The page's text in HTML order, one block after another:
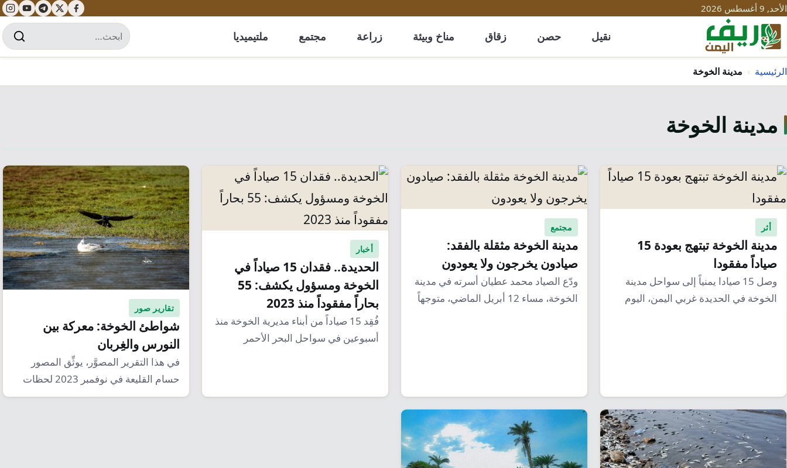
الأحد, 9 أغسطس 2026
نقيل حصن زقاق مناخ وبيئة زراعة مجتمع ملتيميديا
الرئيسية › مدينة الخوخة
مدينة الخوخة
أثر
مدينة الخوخة تبتهج بعودة 15
صياداً مفقودا
وصل 15 صيادا يمنياً إلى سواحل مدينة
الخوخة في الحديدة غربي اليمن، اليوم
مجتمع
مدينة الخوخة مثقلة بالفقد:
صيادون يخرجون ولا يعودون
ودّع الصياد محمد عطيان أسرته في مدينة
الخوخة، مساء 12 أبريل الماضي، متوجهاً
أخبار
الحديدة.. فقدان 15 صياداً في
الخوخة ومسؤول يكشف: 55
بحاراً مفقوداً منذ 2023
فُقِد 15 صياداً من أبناء مديرية الخوخة منذ
أسبوعين في سواحل البحر الأحمر
تقارير صور
شواطئ الخوخة: معركة بين
النورس والغِربان
في هذا التقرير المصوَّر، يوثِّق المصور
حسام القليعة في نوفمبر 2023 لحظات
حاسمة على…